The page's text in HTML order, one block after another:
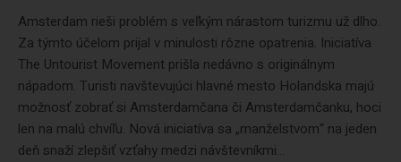
Amsterdam rieši problém s veľkým nárastom turizmu už dlho.
Za týmto účelom prijal v minulosti rôzne opatrenia. Iniciatíva
The Untourist Movement prišla nedávno s originálnym
nápadom. Turisti navštevujúci hlavné mesto Holandska majú
možnosť zobrať si Amsterdamčana či Amsterdamčanku, hoci
len na malú chvíľu. Nová iniciatíva sa „manželstvom“ na jeden
deň snaží zlepšiť vzťahy medzi návštevníkmi...